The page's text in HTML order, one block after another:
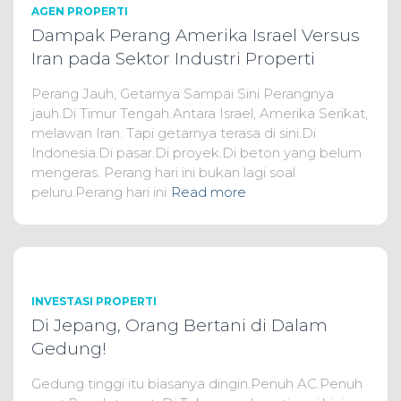
AGEN PROPERTI
Dampak Perang Amerika Israel Versus
Iran pada Sektor Industri Properti
Perang Jauh, Getarnya Sampai Sini Perangnya
jauh.Di Timur Tengah.Antara Israel, Amerika Serikat,
melawan Iran. Tapi getarnya terasa di sini.Di
Indonesia.Di pasar.Di proyek.Di beton yang belum
mengeras. Perang hari ini bukan lagi soal
peluru.Perang hari ini Read more
INVESTASI PROPERTI
Di Jepang, Orang Bertani di Dalam
Gedung!
Gedung tinggi itu biasanya dingin.Penuh AC.Penuh